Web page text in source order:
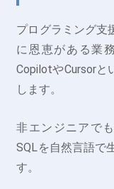
プログラミング支
に恩恵がある業
CopilotやCursorと
します。
非エンジニアで
SQLを自然言語で
す。